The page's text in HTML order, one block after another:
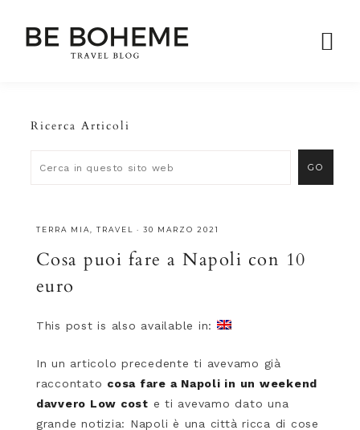
Ricerca Articoli
TERRA MIA TRAVEL · 30 MARZO 2021
Cosa puoi fare a Napoli con 10
euro
This post is also available in:
In un articolo precedente ti avevamo già
raccontato cosa fare a Napoli in un weekend
davvero Low cost e ti avevamo dato una
grande notizia: Napoli è una città ricca di cose